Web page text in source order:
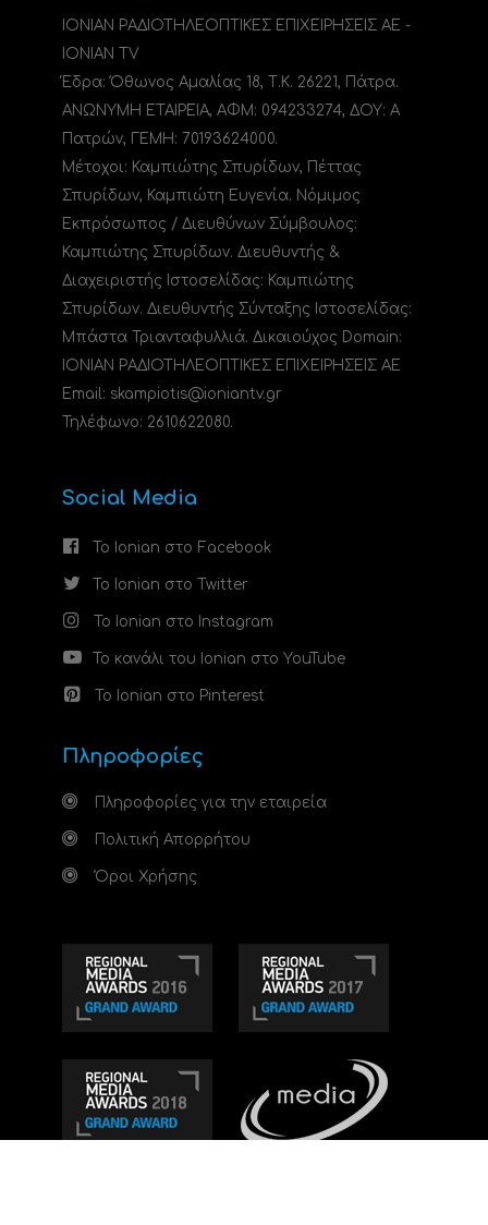
ΙΟΝΙΑΝ ΡΑΔΙΟΤΗΛΕΟΠΤΙΚΕΣ ΕΠΙΧΕΙΡΗΣΕΙΣ ΑΕ -
IONIAN TV
Έδρα: Όθωνος Αμαλίας 18, Τ.Κ. 26221, Πάτρα.
ΑΝΩΝΥΜΗ ΕΤΑΙΡΕΙΑ, ΑΦΜ: 094233274, ΔΟΥ: A
Πατρών, ΓΕΜΗ: 70193624000.
Μέτοχοι: Καμπιώτης Σπυρίδων, Πέττας
Σπυρίδων, Καμπιώτη Ευγενία. Νόμιμος
Εκπρόσωπος / Διευθύνων Σύμβουλος:
Καμπιώτης Σπυρίδων. Διευθυντής &
Διαχειριστής Ιστοσελίδας: Καμπιώτης
Σπυρίδων. Διευθυντής Σύνταξης Ιστοσελίδας:
Μπάστα Τριανταφυλλιά. Δικαιούχος Domain:
ΙΟΝΙΑΝ ΡΑΔΙΟΤΗΛΕΟΠΤΙΚΕΣ ΕΠΙΧΕΙΡΗΣΕΙΣ ΑΕ
Email: skampiotis@ioniantv.gr
Τηλέφωνο: 2610622080.
Social Media
Το Ionian στο Facebook
Το Ionian στο Twitter
Το Ionian στο Instagram
Το κανάλι του Ionian στο YouTube
Το Ionian στο Pinterest
Πληροφορίες
Πληροφορίες για την εταιρεία
Πολιτική Απορρήτου
Όροι Χρήσης